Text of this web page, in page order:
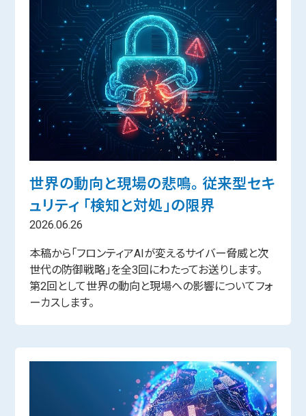
世界の動向と現場の悲鳴。 従来型セキ
ュリティ 「検知と対処」の限界
2026.06.26
本稿から「フロンティアAIが変えるサイバー脅威と次
世代の防御戦略」を全3回にわたってお送りします。
第2回として世界の動向と現場への影響についてフォ
ーカスします。